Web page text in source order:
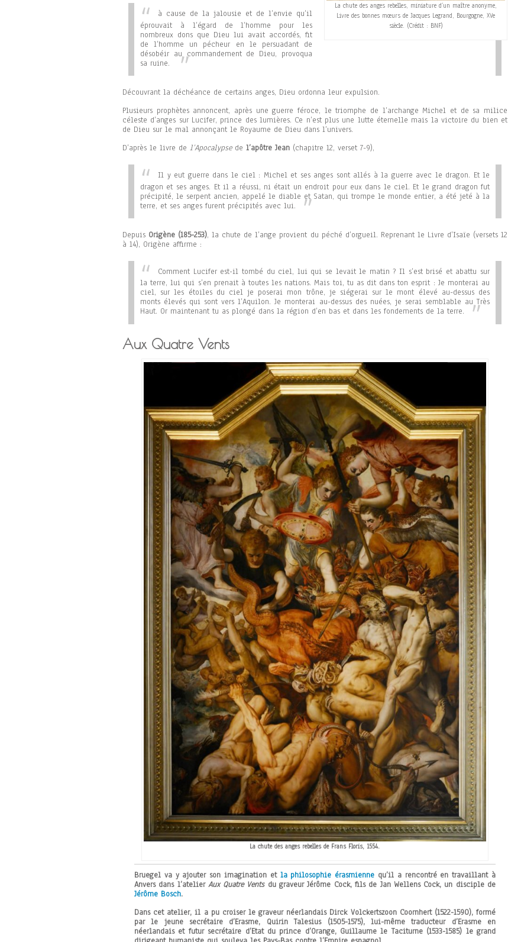
La chute des anges rebelles, miniature d’un maître anonyme,
Livre des bonnes mœurs de Jacques Legrand, Bourgogne, XVe
siècle. (Crédit : BNF)
à cause de la jalousie et de l’envie qu’il
éprouvait à l’égard de l’homme pour les
nombreux dons que Dieu lui avait accordés, fit
de l’homme un pécheur en le persuadant de
désobéir au commandement de Dieu, provoqua
sa ruine.
Découvrant la déchéance de certains anges, Dieu ordonna leur expulsion.
Plusieurs prophètes annoncent, après une guerre féroce, le triomphe de l’archange Michel et de sa milice
céleste d’anges sur Lucifer, prince des lumières. Ce n’est plus une lutte éternelle mais la victoire du bien et
de Dieu sur le mal annonçant le Royaume de Dieu dans l’univers.
D’après le livre de l’Apocalypsede l’apôtre Jean (chapitre 12, verset 7-9),
Il y eut guerre dans le ciel : Michel et ses anges sont allés à la guerre avec le dragon. Et le
dragon et ses anges. Et il a réussi, ni était un endroit pour eux dans le ciel. Et le grand dragon fut
précipité, le serpent ancien, appelé le diable et Satan, qui trompe le monde entier, a été jeté à la
terre, et ses anges furent précipités avec lui.
Depuis Origène (185-253), la chute de l’ange provient du péché d’orgueil. Reprenant le Livre d’Isaïe (versets 12
à 14), Origène affirme :
Comment Lucifer est-il tombé du ciel, lui qui se levait le matin ? Il s’est brisé et abattu sur
la terre, lui qui s’en prenait à toutes les nations. Mais toi, tu as dit dans ton esprit : Je monterai au
ciel, sur les étoiles du ciel je poserai mon trône, je siégerai sur le mont élevé au-dessus des
monts élevés qui sont vers l’Aquilon. Je monterai au-dessus des nuées, je serai semblable au Très
Haut. Or maintenant tu as plongé dans la région d’en bas et dans les fondements de la terre.
Aux Quatre Vents
La chute des anges rebelles de Frans Floris, 1554.
Bruegel va y ajouter son imagination et la philosophie érasmienne qu’il a rencontré en travaillant à
Anvers dans l’atelier Aux Quatre Ventsdu graveur Jérôme Cock, fils de Jan Wellens Cock, un disciple de
Jérôme Bosch.
Dans cet atelier, il a pu croiser le graveur néerlandais Dirck Volckertszoon Coornhert (1522-1590), formé
par le jeune secrétaire d’Erasme, Quirin Talesius (1505-1575), lui-même traducteur d’Erasme en
néerlandais et futur secrétaire d’Etat du prince d’Orange, Guillaume le Taciturne (1533-1585) le grand